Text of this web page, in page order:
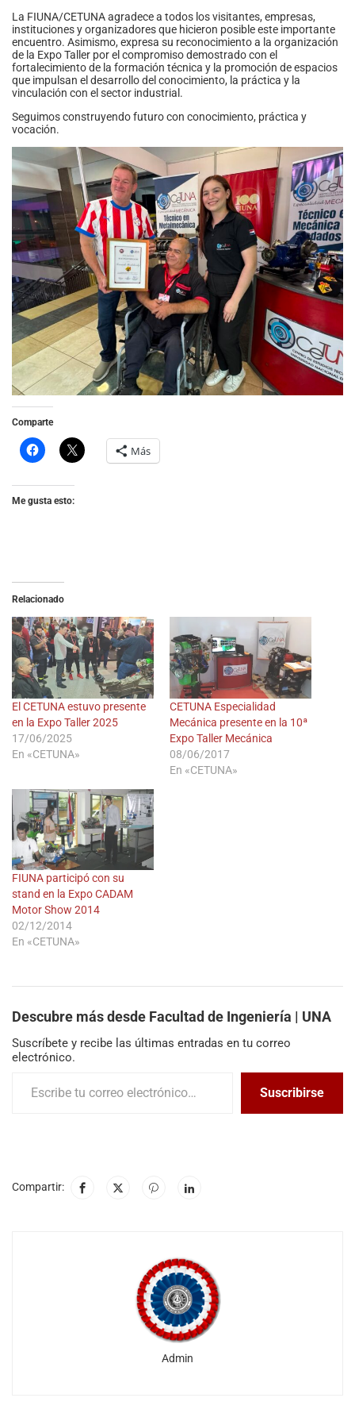
La FIUNA/CETUNA agradece a todos los visitantes, empresas,
instituciones y organizadores que hicieron posible este importante
encuentro. Asimismo, expresa su reconocimiento a la organización
de la Expo Taller por el compromiso demostrado con el
fortalecimiento de la formación técnica y la promoción de espacios
que impulsan el desarrollo del conocimiento, la práctica y la
vinculación con el sector industrial.
Seguimos construyendo futuro con conocimiento, práctica y
vocación.
Comparte
Más
Me gusta esto:
Relacionado
El CETUNA estuvo presente
en la Expo Taller 2025
17/06/2025
En «CETUNA»
CETUNA Especialidad
Mecánica presente en la 10ª
Expo Taller Mecánica
08/06/2017
En «CETUNA»
FIUNA participó con su
stand en la Expo CADAM
Motor Show 2014
02/12/2014
En «CETUNA»
Descubre más desde Facultad de Ingeniería | UNA
Suscríbete y recibe las últimas entradas en tu correo
electrónico.
Suscribirse
Compartir:
Admin